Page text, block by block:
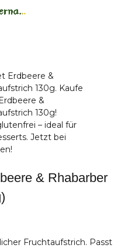
& Rhabarber
Fruchtaufstrich. Passt